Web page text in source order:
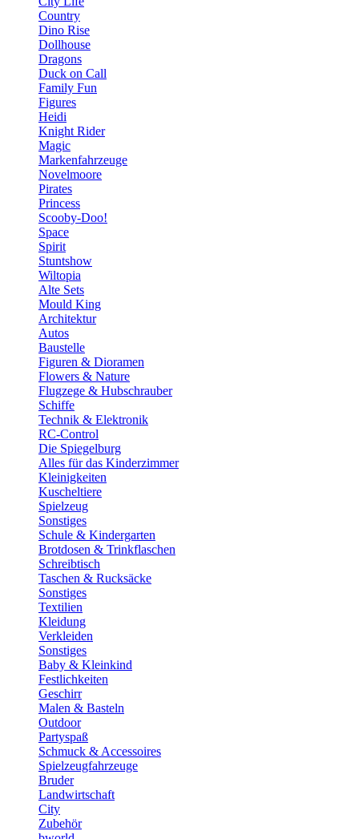
Country
Dino Rise
Dollhouse
Dragons
Duck on Call
Family Fun
Figures
Heidi
Knight Rider
Magic
Markenfahrzeuge
Novelmoore
Pirates
Princess
Scooby-Doo!
Space
Spirit
Stuntshow
Wiltopia
Alte Sets
Mould King
Architektur
Autos
Baustelle
Figuren & Dioramen
Flowers & Nature
Flugzege & Hubschrauber
Schiffe
Technik & Elektronik
RC-Control
Die Spiegelburg
Alles für das Kinderzimmer
Kleinigkeiten
Kuscheltiere
Spielzeug
Sonstiges
Schule & Kindergarten
Brotdosen & Trinkflaschen
Schreibtisch
Taschen & Rucksäcke
Sonstiges
Textilien
Kleidung
Verkleiden
Sonstiges
Baby & Kleinkind
Festlichkeiten
Geschirr
Malen & Basteln
Outdoor
Partyspaß
Schmuck & Accessoires
Spielzeugfahrzeuge
Bruder
Landwirtschaft
City
Zubehör